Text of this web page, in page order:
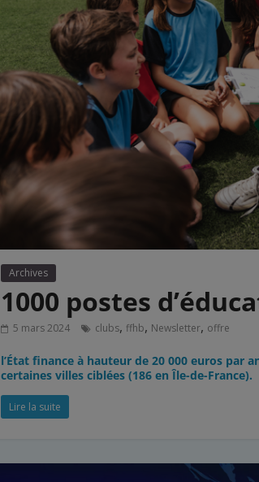
Archives
1000 postes
5 mars 2024 clubs, ffhb, Newsletter, offre
l’État finance à hauteur de 20 000 euros par
certaines villes ciblées (186 en Île-de-France).
Lire la suite